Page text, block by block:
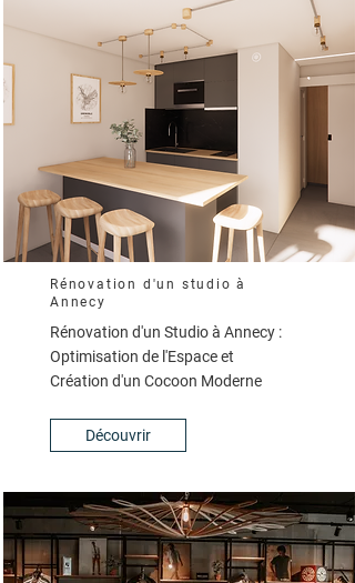
Rénovation d'un studio à
Annecy
Rénovation d'un Studio à Annecy :
Optimisation de l'Espace et
Création d'un Cocoon Moderne
Découvrir